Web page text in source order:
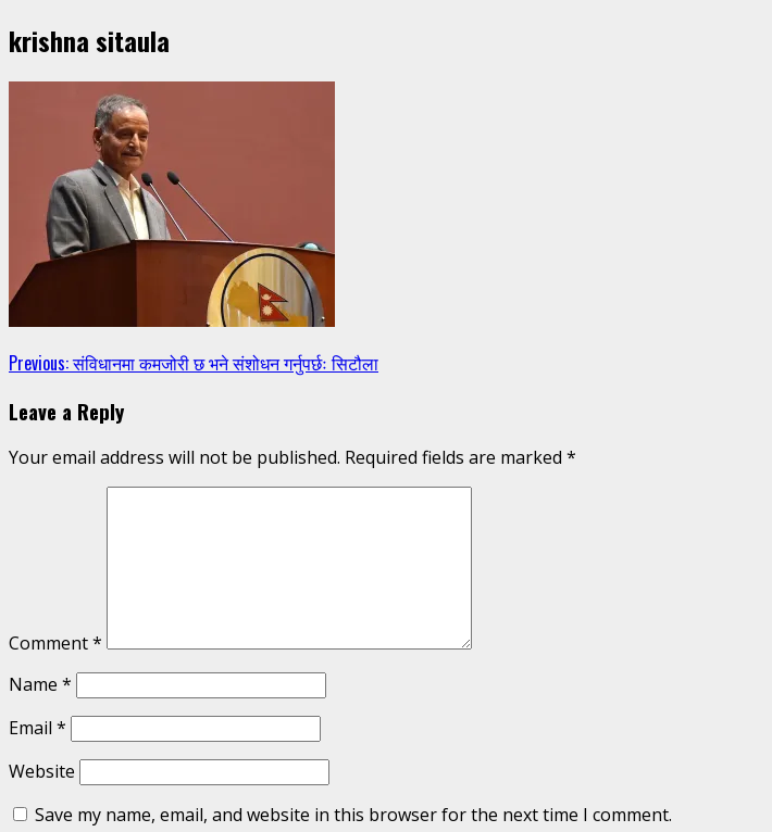
krishna sitaula
Continue
Reading
Previous:संविधानमा कमजोरी छ भने संशोधन गर्नुपर्छः सिटौला
Leave a Reply
Your email address will not be published. Required fields are marked *
Comment*
Name *
Email *
Website
Save my name, email, and website in this browser for the next time I comment.